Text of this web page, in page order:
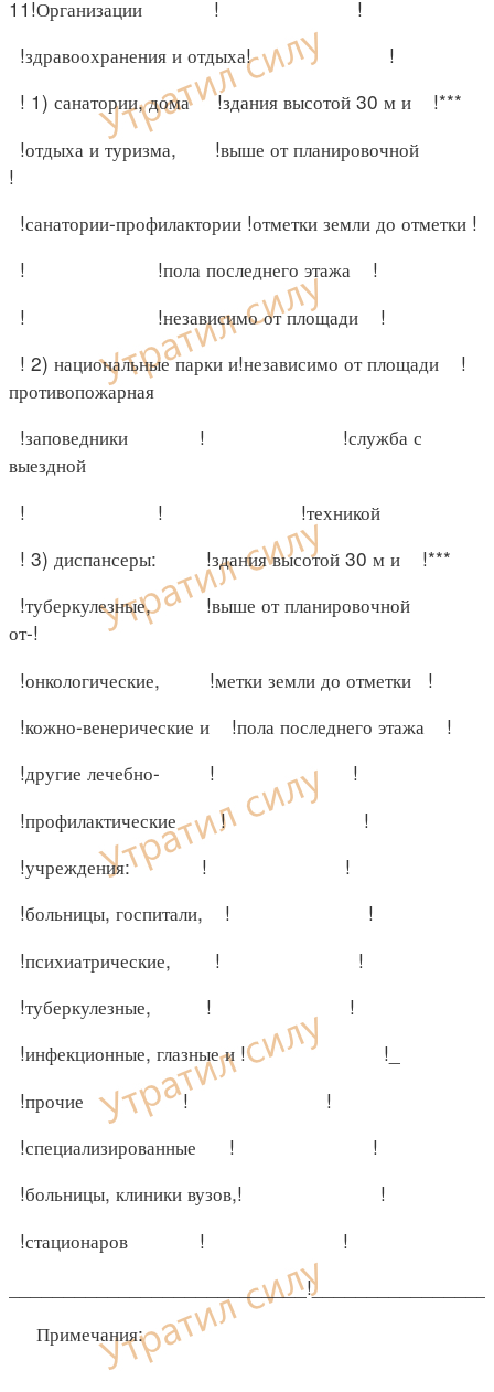
11!Организации ! !
!здравоохранения и отдыха! !
! 1) санатории, дома !здания высотой 30 м и !***
!отдыха и туризма, !выше от планировочной
!
!санатории-профилактории !отметки земли до отметки !
! !пола последнего этажа !
! !независимо от площади !
! 2) национальные парки и!независимо от площади !
противопожарная
!заповедники ! !служба с
выездной
! ! !техникой
! 3) диспансеры: !здания высотой 30 м и !***
!туберкулезные, !выше от планировочной
от-!
!онкологические, !метки земли до отметки !
!кожно-венерические и !пола последнего этажа !
!другие лечебно- ! !
!профилактические ! !
!учреждения: ! !
!больницы, госпитали, ! !
!психиатрические, ! !
!туберкулезные, ! !
!инфекционные, глазные и ! !_
!прочие ! !
!специализированные ! !
!больницы, клиники вузов,! !
!стационаров ! !
Примечания: